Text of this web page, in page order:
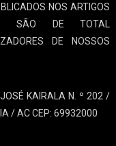
NOS ARTIGOS
SÃO DE TOTAL
DE NOSSOS
KAIRALA N. º 202 /
/ AC CEP: 69932000